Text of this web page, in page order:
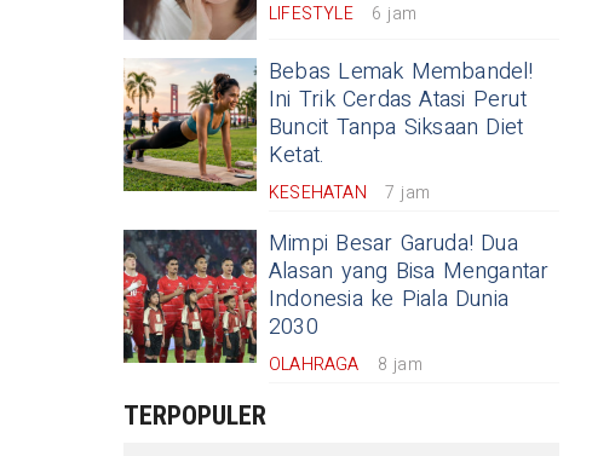
LIFESTYLE 6 jam
Bebas Lemak Membandel!
Ini Trik Cerdas Atasi Perut
Buncit Tanpa Siksaan Diet
Ketat.
KESEHATAN 7 jam
Mimpi Besar Garuda! Dua
Alasan yang Bisa Mengantar
Indonesia ke Piala Dunia
2030
OLAHRAGA 8 jam
TERPOPULER